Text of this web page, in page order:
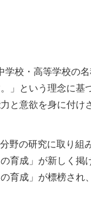
学校・高等学校の
」という理念に基
と意欲を身に付け
野の研究に取り組
育成」が新しく掲
育成」が標榜され